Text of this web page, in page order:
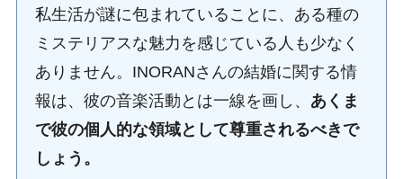
私生活が謎に包まれていることに、ある種の
ミステリアスな魅力を感じている人も少なく
ありません。INORANさんの結婚に関する情
報は、彼の音楽活動とは一線を画し、 あくま
で彼の個人的な領域として尊重されるべきで
しょう。